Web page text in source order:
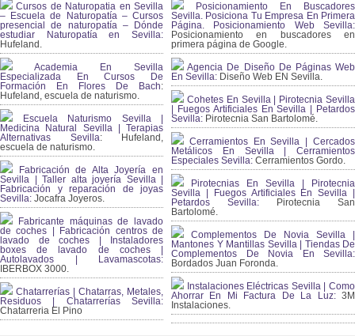
Cursos de Naturopatia en Sevilla
– Escuela de Naturopatía – Cursos
presencial de naturopatía – Dónde
estudiar Naturopatía en Sevilla:
Hufeland.
Academia En Sevilla
Especializada En Cursos De
Formación En Flores De Bach:
Hufeland, escuela de naturismo.
Escuela Naturismo Sevilla |
Medicina Natural Sevilla | Terapias
Alternativas Sevilla: Hufeland,
escuela de naturismo.
Fabricación de Alta Joyería en
Sevilla | Taller alta joyería Sevilla |
Fabricación y reparación de joyas
Sevilla: Jocafra Joyeros.
Fabricante máquinas de lavado
de coches | Fabricación centros de
lavado de coches | Instaladores
boxes de lavado de coches |
Autolavados | Lavamascotas:
IBERBOX 3000.
Chatarrerías | Chatarras, Metales,
Residuos | Chatarrerías Sevilla:
Chatarreria El Pino
Posicionamiento En Buscadores
Sevilla. Posiciona Tu Empresa En Primera
Página. Posicionamiento Web Sevilla:
Posicionamiento en buscadores en
primera página de Google.
Agencia De Diseño De Páginas Web
En Sevilla: Diseño Web EN Sevilla.
Cohetes En Sevilla | Pirotecnia Sevilla
| Fuegos Artificiales En Sevilla | Petardos
Sevilla: Pirotecnia San Bartolomé.
Cerramientos En Sevilla | Cercados
Metálicos En Sevilla | Cerramientos
Especiales Sevilla: Cerramientos Gordo.
Pirotecnias En Sevilla | Pirotecnia
Sevilla | Fuegos Artificiales En Sevilla |
Petardos Sevilla: Pirotecnia San
Bartolomé.
Complementos De Novia Sevilla |
Mantones Y Mantillas Sevilla | Tiendas De
Complementos De Novia En Sevilla:
Bordados Juan Foronda.
Instalaciones Eléctricas Sevilla | Como
Ahorrar En Mi Factura De La Luz:3M
Instalaciones.